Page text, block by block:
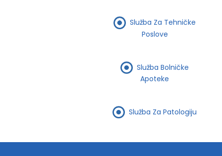
Služba Za Tehničke
Poslove
Služba Bolničke
Apoteke
Služba Za Patologiju